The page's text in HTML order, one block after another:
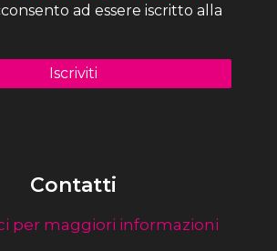
ad essere iscritto alla
Contatti
per maggiori informazioni